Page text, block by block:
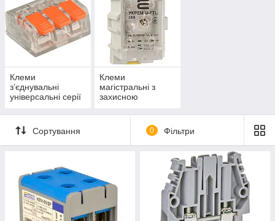
Клеми
з’єднувальні
універсальні серії
Клеми
магістральні з
захисною
Сортування 0 Фільтри